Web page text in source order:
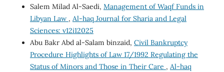
Salem Milad Al-Saedi, Management of Waqf Funds in
Libyan Law , Al-haq Journal for Sharia and Legal
Sciences: v12i12025
Abu Bakr Abd al-Salam binzaid, Civil Bankruptcy
Procedure Highlights of Law 17/1992 Regulating the
Status of Minors and Those in Their Care , Al-haq